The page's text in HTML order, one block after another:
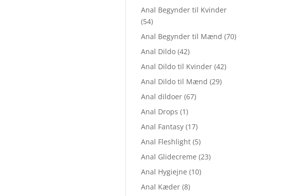
Anal Begynder til Kvinder
(54)
Anal Begynder til Mænd (70)
Anal Dildo (42)
Anal Dildo til Kvinder (42)
Anal Dildo til Mænd (29)
Anal dildoer (67)
Anal Drops (1)
Anal Fantasy (17)
Anal Fleshlight (5)
Anal Glidecreme (23)
Anal Hygiejne (10)
Anal Kæder (8)